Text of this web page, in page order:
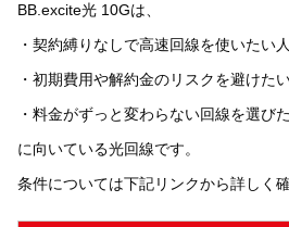
BB.excite光 10Gは、
・契約縛りなしで高速回線を使いたい人
・初期費用や解約金のリスクを避けた
・料金がずっと変わらない回線を選び
に向いている光回線です。
条件については下記リンクから詳しく